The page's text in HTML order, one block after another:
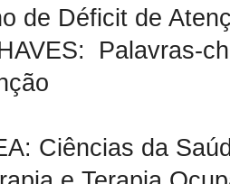
de Déficit de
Palavras-
Ciências da